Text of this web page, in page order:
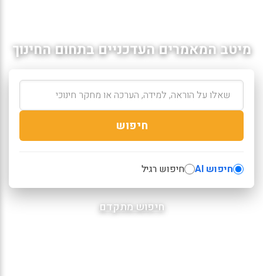
מיטב המאמרים העדכניים בתחום החינוך
חיפוש
חיפוש AI חיפוש רגיל
חיפוש מתקדם